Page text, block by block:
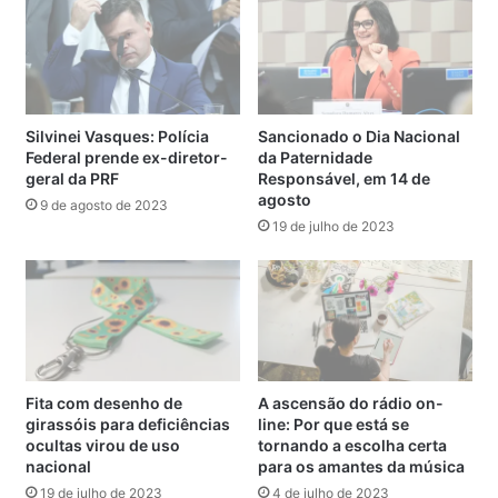
acompanhado por outros artistas do showOutra Vez
Cantarcantou a música Divino Maravilhoso. Sucesso de
Gal, a canção tem como refrão um pedido para aproveitar a
vida: “É preciso estar atento e forte. Não temos tempo de
temer a morte.”
Com direção musical de Danial Ganjaman, o showOutra
Vez Cantarcomeçou por volta das 19h40 e teve a
Azevedo, Fernanda Takai, Francisco El Hombre e Luê,
Johnny Hooker, Lirinha, Marcelo Jeneci, Odair José, Otto,
Paulo Miklos, Tulipa Ruiz e Thalma de Freitas.
Por volta das 20h55, um imprevisto quase comprometeu o
fim da apresentação. Uma pane provocou o corte de som
por cerca de dez minutos. Nesse tempo, o público não se
desanimou e cantou o restante da música que estava
sendo executada. Enquanto o problema era resolvido, a
Silvinei Vasques: Polícia
Federal prende ex-diretor-
geral da PRF
9 de agosto de 2023
Sancionado o Dia Nacional
da Paternidade
Responsável, em 14 de
agosto
19 de julho de 2023
Fita com desenho de
girassóis para deficiências
ocultas virou de uso
nacional
19 de julho de 2023
A ascensão do rádio on-
line: Por que está se
tornando a escolha certa
para os amantes da música
4 de julho de 2023